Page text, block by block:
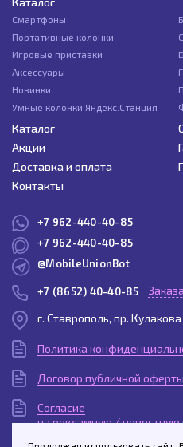
Смартфоны
Портативные колонки
Игровые приставки
Аксессуары
Новинки
Умные колонки Яндекс.Станция
Каталог
Акции
Доставка и оплата
Контакты
+7 962-440-40-85
+7 962-440-40-85
@MobileUnionBot
+7 (8652) 40-40-85
г. Ставрополь, пр.
Политика
Договор публичной оферты
Согласие
на рекламную / новостную